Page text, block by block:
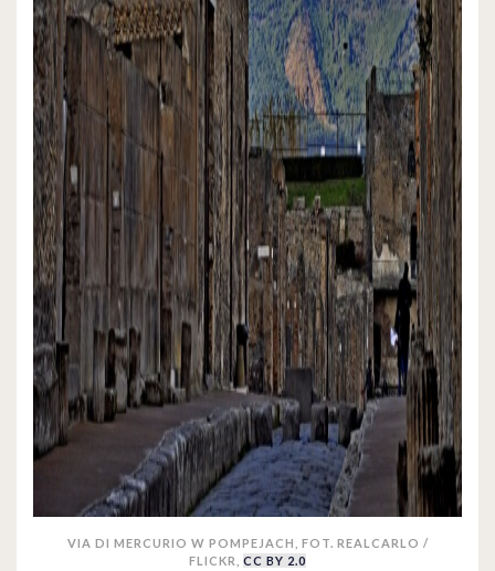
VIA DI MERCURIO W POMPEJACH, FOT. REALCARLO /
FLICKR, CC BY 2.0